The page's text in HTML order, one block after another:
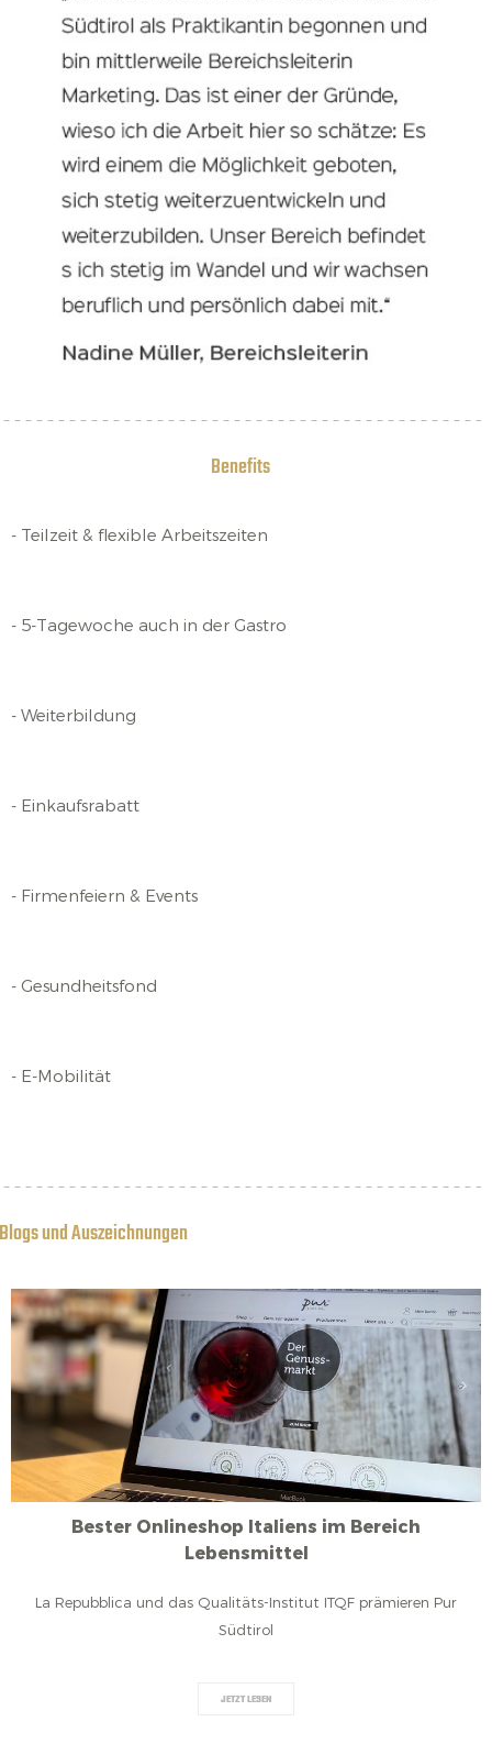
- Einkaufsrabatt
JETZT LESEN
Bester Onlineshop Italiens im Bereich
Lebensmittel
La Repubblica und das Qualitäts-Institut ITQF prämieren Pur
Südtirol
- Teilzeit & flexible Arbeitszeiten
- 5-Tagewoche auch in der Gastro
- Weiterbildung
- Firmenfeiern & Events
- Gesundheitsfond
- E-Mobilität
Benefits
Blogs und Auszeichnungen